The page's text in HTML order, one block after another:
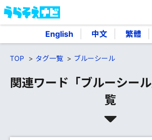
English 中文 繁體
TOP タグ一覧 ブルーシール
関連ワード「ブルーシー
覧